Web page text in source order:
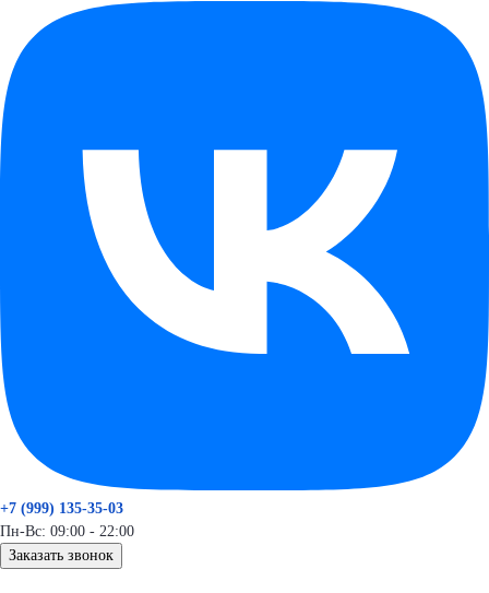
+7 (999) 135-35-03
Пн-Вс: 09:00 - 22:00
Заказать звонок